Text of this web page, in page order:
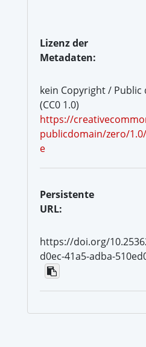
Lizenz der
Metadaten:
kein Copyright / Public
(CC0 1.0)
https://
publicdomain/zero/
e
Persistente
URL:
https://doi.org/
d0ec-41a5-adba-